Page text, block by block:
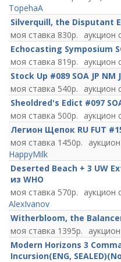
TopehaA
Silverquill, the Disputant
830
Echocasting Symposium
819
Stock Up #089 SOA JP NM
540
Sheoldred's Edict #097
500
Легион Щепок RU FUT
1450
HappyMilk
Deserted Beach + 3 UW
из WHO
570
AlexIvanov
Witherbloom, the
1395
Modern Horizons 3
Incursion(ENG,